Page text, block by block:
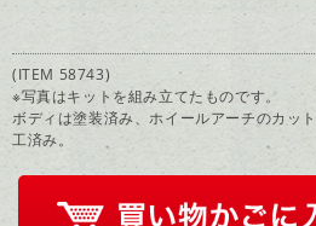
(ITEM 58743)
※写真はキットを組み立てたものです。
ボディは塗装済み、ホイールアーチのカッ
工済み。